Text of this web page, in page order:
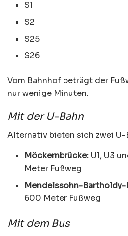
S1
S2
S25
S26
Vom Bahnhof beträgt der
nur wenige Minuten.
Mit der U-Bahn
Alternativ bieten sich zwei U-
Möckernbrücke: U1, U3
Meter Fußweg
Mendelssohn-Bartholdy-
600 Meter Fußweg
Mit dem Bus